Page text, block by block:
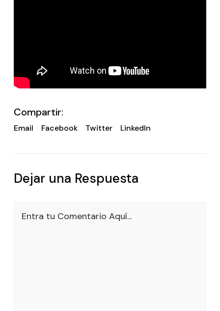
Compartir:
Email Facebook Twitter LinkedIn
Dejar una Respuesta
Entra tu Comentario Aquí...